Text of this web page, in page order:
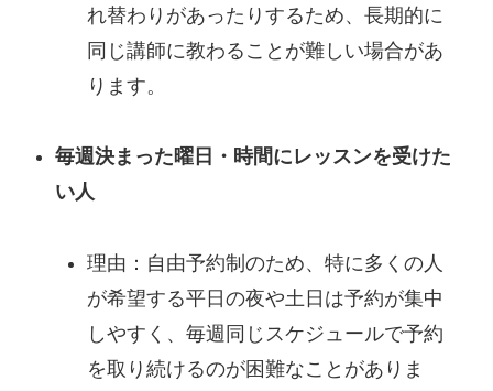
れ替わりがあったりするため、長期的に
同じ講師に教わることが難しい場合があ
ります。
毎週決まった曜日・時間にレッスンを受けた
い人
理由：自由予約制のため、特に多くの人
が希望する平日の夜や土日は予約が集中
しやすく、毎週同じスケジュールで予約
を取り続けるのが困難なことがありま